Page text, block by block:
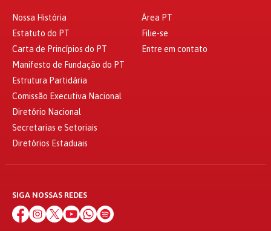
Nossa História
Estatuto do PT
Carta de Princípios do PT
Manifesto de Fundação do PT
Estrutura Partidária
Comissão Executiva Nacional
Diretório Nacional
Secretarias e Setoriais
Diretórios Estaduais
Área PT
Filie-se
Entre em contato
SIGA NOSSAS REDES